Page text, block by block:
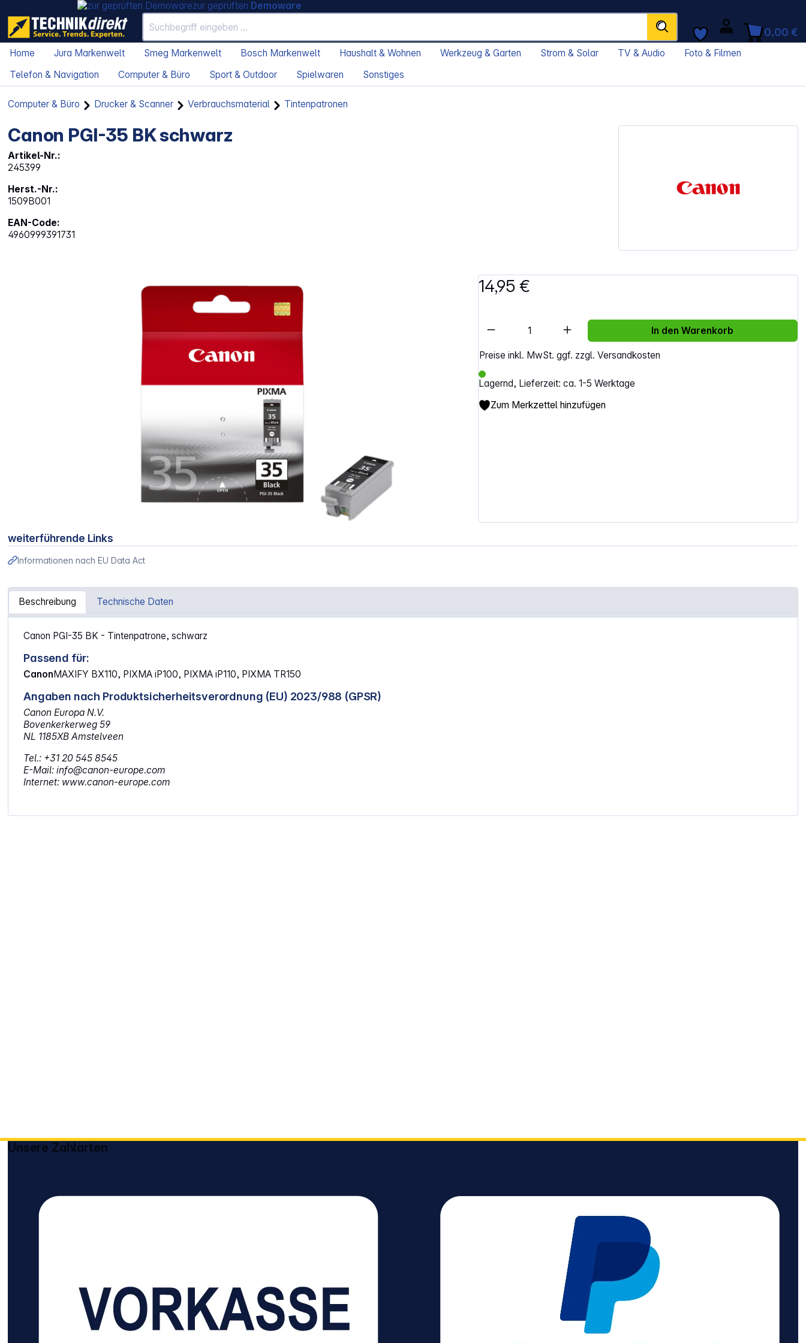
zur geprüften Demoware
0,00 €
Home Jura Markenwelt Smeg Markenwelt Bosch Markenwelt Haushalt & Wohnen Werkzeug & Garten Strom & Solar TV & Audio
Foto & Filmen
Telefon & Navigation
Computer & Büro Sport & Outdoor Spielwaren Sonstiges
Computer & Büro Drucker & Scanner Verbrauchsmaterial Tintenpatronen
Canon PGI-35 BK schwarz
Artikel-Nr.:
245399
Herst.-Nr.:
1509B001
EAN-Code:
4960999391731
14,95 €
Preise inkl. MwSt. ggf. zzgl. Versandkosten
Lagernd, Lieferzeit: ca. 1-5 Werktage
Artikel Anzahl: Gib den gewünschten Wert ein
In den Warenkorb
Zum Merkzettel hinzufügen
weiterführende Links
Informationen nach EU Data Act
Beschreibung Technische Daten
Artikelinformationen "Canon PGI-35 BK schwarz"
Canon PGI-35 BK - Tintenpatrone, schwarz
Passend für:
CanonMAXIFY BX110, PIXMA iP100, PIXMA iP110, PIXMA TR150
Angaben nach Produktsicherheitsverordnung (EU) 2023/988 (GPSR)
Canon Europa N.V.
Bovenkerkerweg 59
NL 1185XB Amstelveen
Tel.: +31 20 545 8545
E-Mail: info@canon-europe.com
Internet: www.canon-europe.com
Unsere Zahlarten